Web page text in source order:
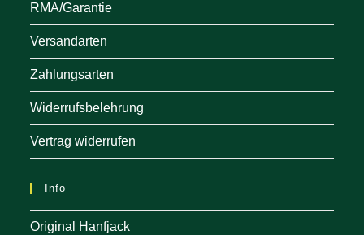
RMA/Garantie
Versandarten
Zahlungsarten
Widerrufsbelehrung
Vertrag widerrufen
Info
Original Hanfjack